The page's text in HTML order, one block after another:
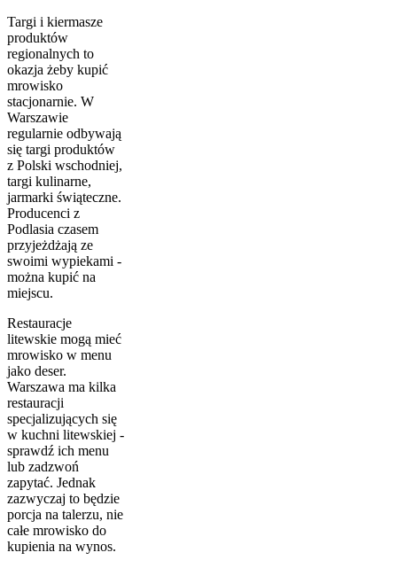
Targi i kiermasze
produktów
regionalnych to
okazja żeby kupić
mrowisko
stacjonarnie. W
Warszawie
regularnie odbywają
się targi produktów
z Polski wschodniej,
targi kulinarne,
jarmarki świąteczne.
Producenci z
Podlasia czasem
przyjeżdżają ze
swoimi wypiekami -
można kupić na
miejscu.
Restauracje
litewskie mogą mieć
mrowisko w menu
jako deser.
Warszawa ma kilka
restauracji
specjalizujących się
w kuchni litewskiej -
sprawdź ich menu
lub zadzwoń
zapytać. Jednak
zazwyczaj to będzie
porcja na talerzu, nie
całe mrowisko do
kupienia na wynos.